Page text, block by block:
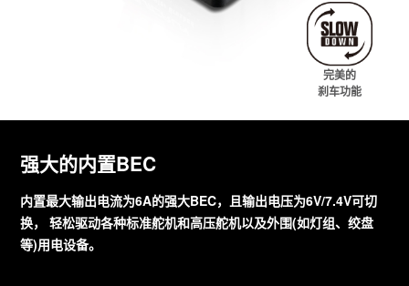
完美的
刹车功能
强大的内置BEC
内置最大输出电流为6A的强大BEC，且输出电压为6V/7.4V可切
换， 轻松驱动各种标准舵机和高压舵机以及外围(如灯组、绞盘
等)用电设备。